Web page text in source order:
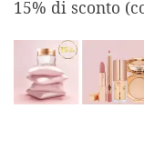
15% di sconto